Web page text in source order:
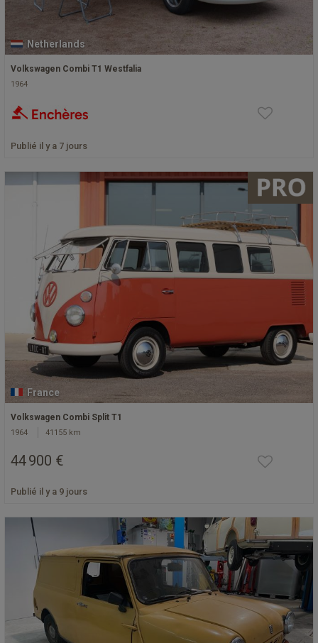
Netherlands
Volkswagen Combi T1 Westfalia
1964
Publié il y a 7 jours
France
Volkswagen Combi Split T1
1964 41155 km
44 900 €
Publié il y a 9 jours